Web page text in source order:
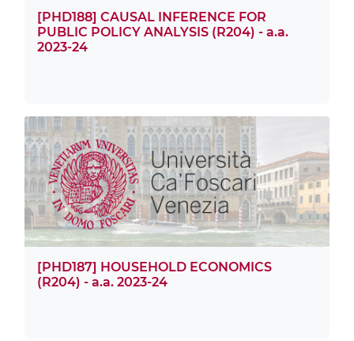
[PHD188] CAUSAL INFERENCE FOR
PUBLIC POLICY ANALYSIS (R204) - a.a.
2023-24
[PHD187] HOUSEHOLD ECONOMICS
(R204) - a.a. 2023-24